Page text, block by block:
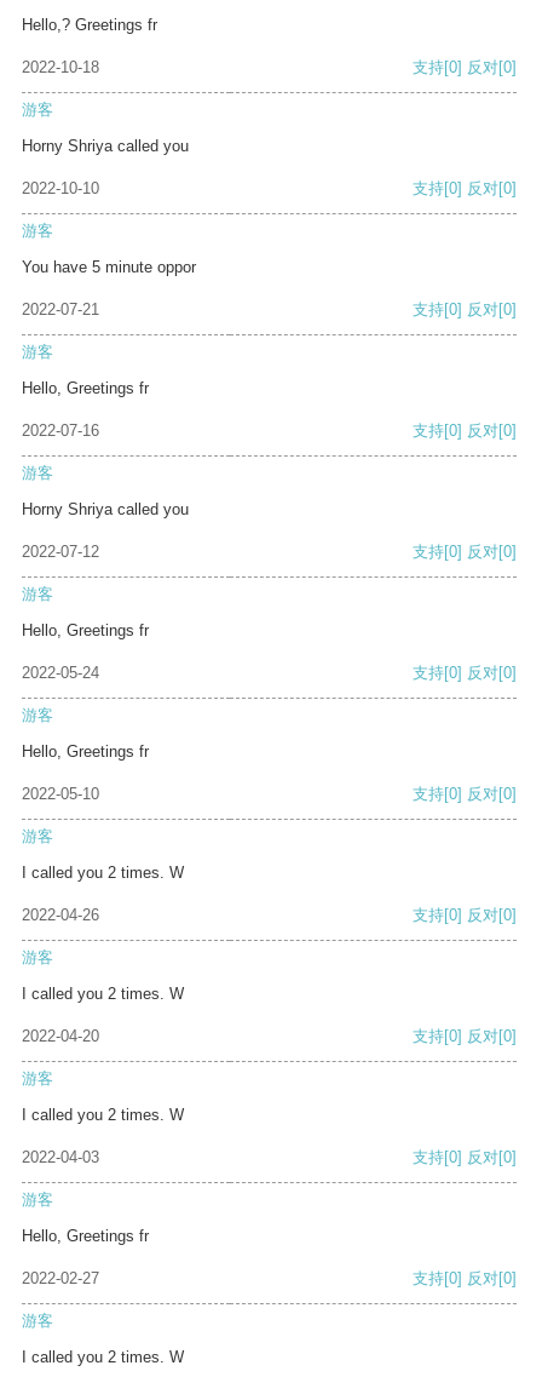
Hello,? Greetings fr
2022-10-18 支持[0] 反对[0]
游客
Horny Shriya called you
2022-10-10 支持[0] 反对[0]
游客
You have 5 minute oppor
2022-07-21 支持[0] 反对[0]
游客
Hello, Greetings fr
2022-07-16 支持[0] 反对[0]
游客
Horny Shriya called you
2022-07-12 支持[0] 反对[0]
游客
Hello, Greetings fr
2022-05-24 支持[0] 反对[0]
游客
Hello, Greetings fr
2022-05-10 支持[0] 反对[0]
游客
I called you 2 times. W
2022-04-26 支持[0] 反对[0]
游客
I called you 2 times. W
2022-04-20 支持[0] 反对[0]
游客
I called you 2 times. W
2022-04-03 支持[0] 反对[0]
游客
Hello, Greetings fr
2022-02-27 支持[0] 反对[0]
游客
I called you 2 times. W